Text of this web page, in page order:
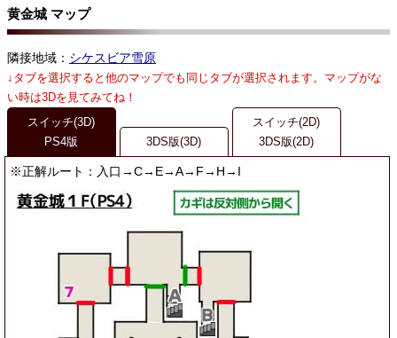
黄金城 マップ
隣接地域： シケスビア雪原
↓タブを選択すると他のマップでも同じタブが選択されます。マップがな
い時は3Dを見てみてね！
スイッチ(3D)
PS4版
3DS版(3D)
スイッチ(2D)
3DS版(2D)
※正解ルート：入口→C→E→A→F→H→I